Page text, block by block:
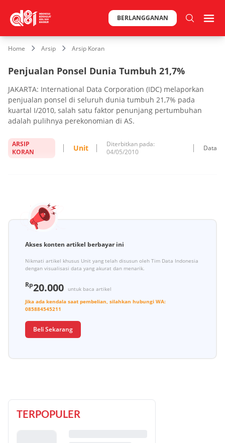
BERLANGGANAN
Home Arsip Arsip Koran
Penjualan Ponsel Dunia Tumbuh 21,7%
JAKARTA: International Data Corporation (IDC) melaporkan
penjualan ponsel di seluruh dunia tumbuh 21,7% pada
kuartal I/2010, salah satu faktor penunjang pertumbuhan
adalah pulihnya perekonomian di AS.
ARSIP
KORAN
Unit
Diterbitkan pada:
04/05/2010
Data
Akses konten artikel berbayar ini
Nikmati artikel khusus Unit yang telah disusun oleh Tim Data Indonesia
dengan visualisasi data yang akurat dan menarik.
Rp20.000
untuk baca artikel
Jika ada kendala saat pembelian, silahkan hubungi WA:
085884545211
Beli Sekarang
TERPOPULER